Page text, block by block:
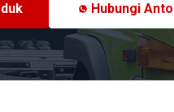
Hubungi